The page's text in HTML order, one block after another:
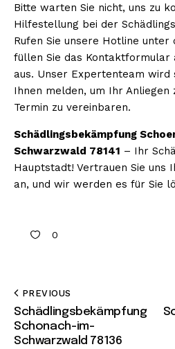
Bitte warten Sie nicht, uns zu
Hilfestellung bei der
Rufen Sie unsere Hotline
füllen Sie das Kontaktformular
aus. Unser Expertenteam wird
Ihnen melden, um Ihr Anliegen
Termin zu vereinbaren.
Schädlingsbekämpfung
Schwarzwald 78141 – Ihr
Hauptstadt! Vertrauen Sie uns
an, und wir werden es für Sie
0
PREVIOUS
Schädlingsbekämpfung
Schonach-im-
Schwarzwald 78136